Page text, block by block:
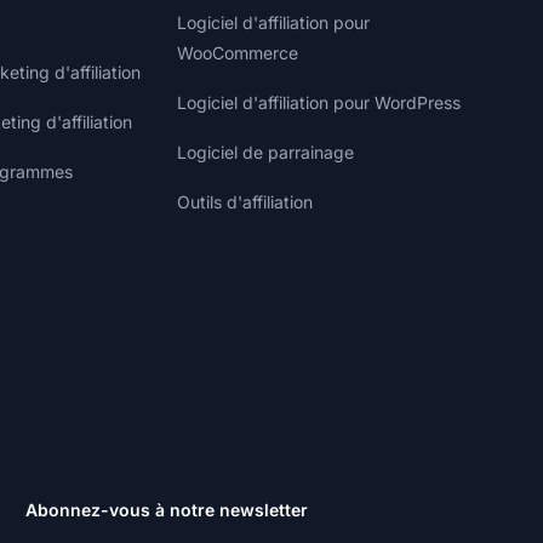
d'affiliation
d'affiliation
Logiciel d'affiliation pour
WooCommerce
Logiciel d'affiliation pour WordPress
Logiciel de parrainage
Outils d'affiliation
Abonnez-vous à notre newsletter